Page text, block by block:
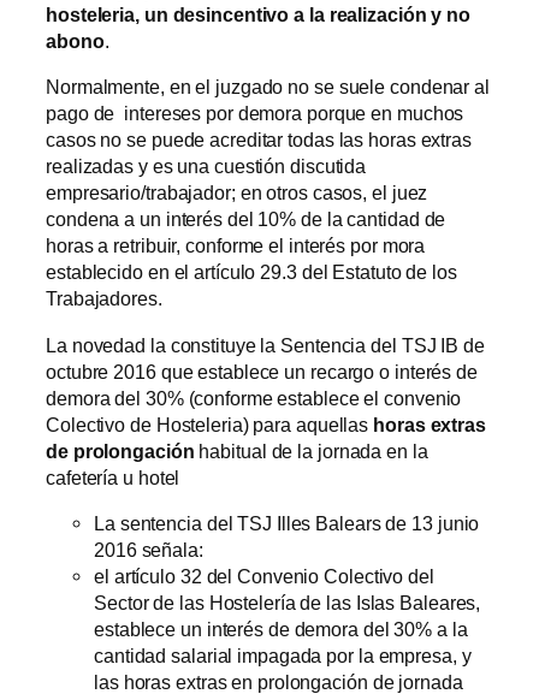
hosteleria, un desincentivo a la realización y no
abono.
Normalmente, en el juzgado no se suele condenar al
pago de intereses por demora porque en muchos
casos no se puede acreditar todas las horas extras
realizadas y es una cuestión discutida
empresario/trabajador; en otros casos, el juez
condena a un interés del 10% de la cantidad de
horas a retribuir, conforme el interés por mora
establecido en el artículo 29.3 del Estatuto de los
Trabajadores.
La novedad la constituye la Sentencia del TSJ IB de
octubre 2016 que establece un recargo o interés de
demora del 30% (conforme establece el convenio
Colectivo de Hosteleria) para aquellas horas extras
de prolongación habitual de la jornada en la
cafetería u hotel
La sentencia del TSJ Illes Balears de 13 junio
2016 señala:
el artículo 32 del Convenio Colectivo del
Sector de las Hostelería de las Islas Baleares,
establece un interés de demora del 30% a la
cantidad salarial impagada por la empresa, y
las horas extras en prolongación de jornada